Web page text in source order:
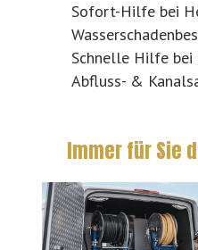
Sofort-Hilfe bei
Schnelle Hilfe bei
Abfluss- &
Immer für Sie